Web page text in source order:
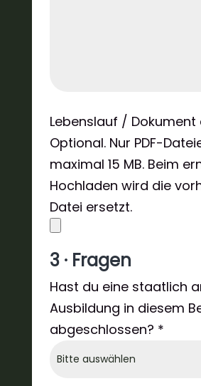
Lebenslauf / Dokument
Optional. Nur PDF-
maximal 15 MB. Beim
Hochladen wird die
Datei ersetzt.
3 · Fragen
Hast du eine staatlich
Ausbildung in diesem
abgeschlossen? *